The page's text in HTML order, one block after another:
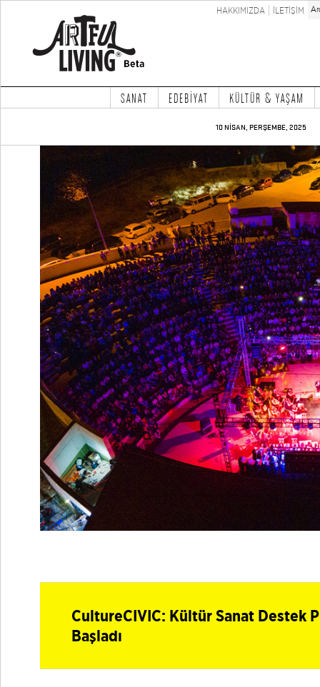
HAKKIMIZDA İLETİŞİM
SANAT EDEBİYAT KÜLTÜR & YAŞAM
10 NİSAN, PERŞEMBE, 2025
CultureCIVIC: Kültür Sanat Destek
Başladı